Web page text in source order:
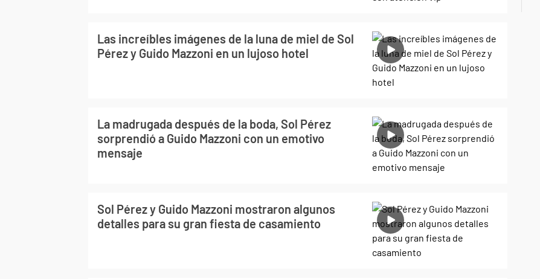
Las increíbles imágenes de la luna de miel de Sol
Pérez y Guido Mazzoni en un lujoso hotel
La madrugada después de la boda, Sol Pérez
sorprendió a Guido Mazzoni con un emotivo
mensaje
Sol Pérez y Guido Mazzoni mostraron algunos
detalles para su gran fiesta de casamiento